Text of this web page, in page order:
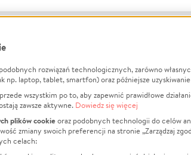
Informacje
Jak to działa?
Regulamin
Polityka Prywatności
O
Za
rozwiązań technologicznych, zarówno
np. laptop, tablet, smartfon) oraz późniejsze
wszystkim po to, aby zapewnić prawidłowe
zawsze aktywne. Dowiedz się więcej
plików cookieoraz podobnych technologii do celów
zmiany swoich preferencji na stronie „Zarządzaj
celach: